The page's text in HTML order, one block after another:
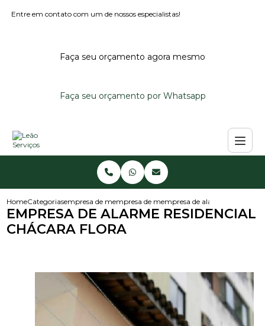
Entre em contato com um de nossos especialistas!
Faça seu orçamento agora mesmo
Faça seu orçamento por Whatsapp
HomeCategoriasempresa de monitoramento de alarmes
empresa de monitoramento de alarme
empresa de alarme
EMPRESA DE ALARME RESIDENCIAL
CHÁCARA FLORA